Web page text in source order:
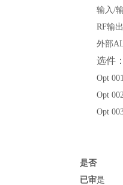
输入/
RF输
外部
选件
Opt
Opt
Opt
是否
已审是